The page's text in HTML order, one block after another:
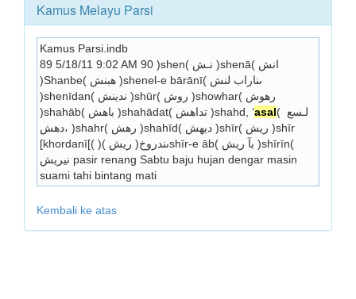
Kamus Melayu Parsi
Kamus Parsi.indb
89 5/18/11 9:02 AM 90 )shen( نـش )shenā( انش
)Shanbe( هبنش )shenel-e bārānī( ىناراب لنش
)shenīdan( ندينش )shūr( روش )showhar( رهوش
)shahāb( باهش )shahādat( تداهش )shahd, ‘asal( لـسع
،دهش )shahr( رهش )shahīd( ديهش )shīr( ريش )shīr
[khordanī[( )ىندروخ( ريش )shīr-e āb( بآ ريش )shīrīn(
نيريش pasir renang Sabtu baju hujan dengar masin
suami tahi bintang mati
Kembali ke atas